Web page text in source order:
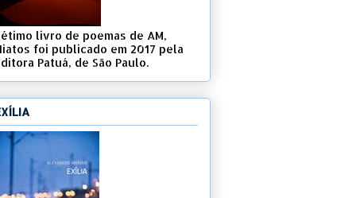
livro de poemas de AM,
foi publicado em 2017 pela
Patuá, de São Paulo.